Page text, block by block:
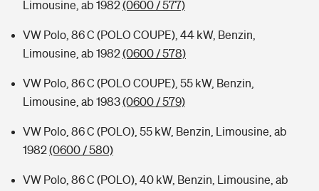
Limousine, ab 1982(0600 / 577)
VW Polo, 86 C (POLO COUPE), 44 kW, Benzin,
Limousine, ab 1982(0600 / 578)
VW Polo, 86 C (POLO COUPE), 55 kW, Benzin,
Limousine, ab 1983(0600 / 579)
VW Polo, 86 C (POLO), 55 kW, Benzin, Limousine, ab
1982(0600 / 580)
VW Polo, 86 C (POLO), 40 kW, Benzin, Limousine, ab